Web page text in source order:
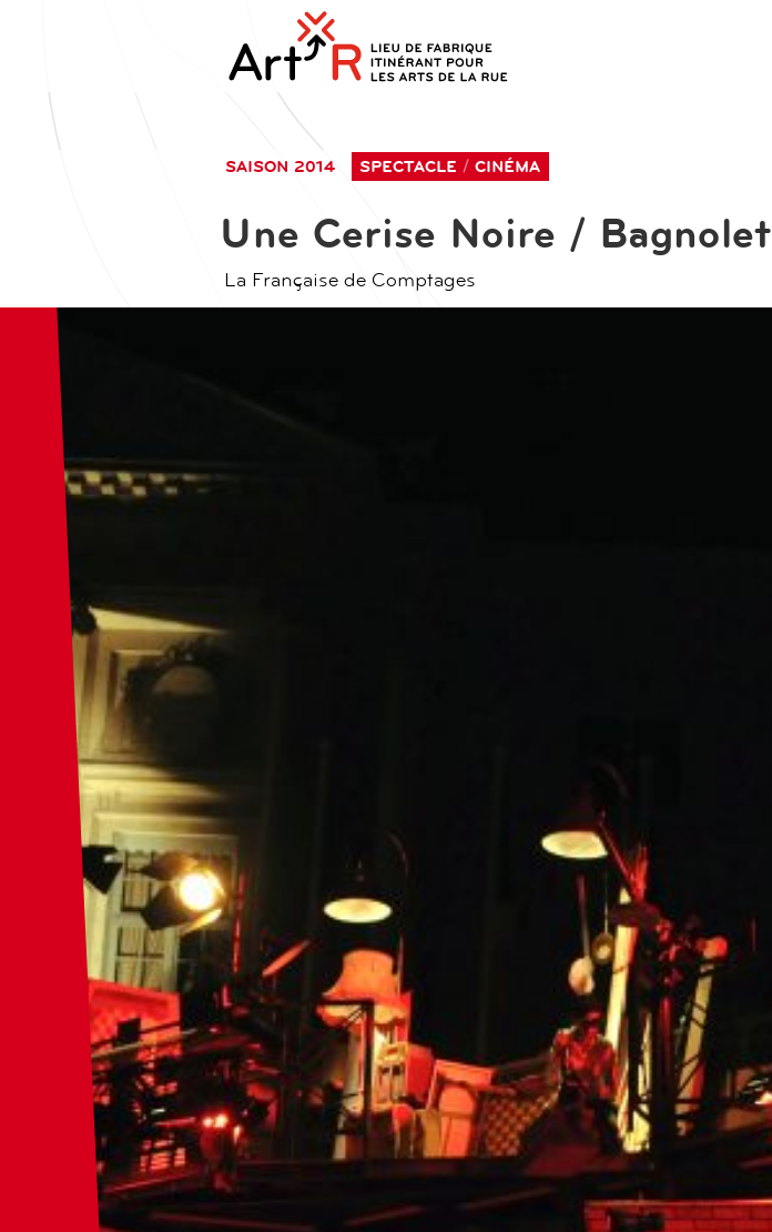
contenu
principal
SAISON 2014 SPECTACLE CINÉMA
Une Cerise Noire / Bagnolet
La Française de Comptages